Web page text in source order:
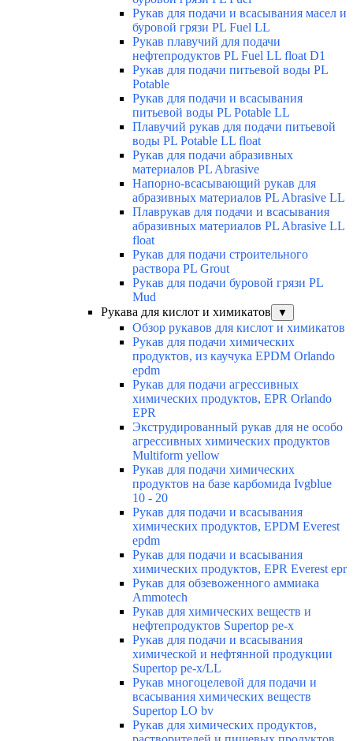
Рукав для подачи и всасывания масел и
буровой грязи PL Fuel LL
Рукав плавучий для подачи
нефтепродуктов PL Fuel LL float D1
Рукав для подачи питьевой воды PL
Potable
Рукав для подачи и всасывания
питьевой воды PL Potable LL
Плавучий рукав для подачи питьевой
воды PL Potable LL float
Рукав для подачи абразивных
материалов PL Abrasive
Напорно-всасывающий рукав для
абразивных материалов PL Abrasive LL
Плаврукав для подачи и всасывания
абразивных материалов PL Abrasive LL
float
Рукав для подачи строительного
раствора PL Grout
Рукав для подачи буровой грязи PL
Mud
Рукава для кислот и химикатов
▼
Обзор рукавов для кислот и химикатов
Рукав для подачи химических
продуктов, из каучука EPDM Orlando
epdm
Рукав для подачи агрессивных
химических продуктов, EPR Orlando
EPR
Экструдированный рукав для не особо
агрессивных химических продуктов
Multiform yellow
Рукав для подачи химических
продуктов на базе карбомида Ivgblue
10 - 20
Рукав для подачи и всасывания
химических продуктов, EPDM Everest
epdm
Рукав для подачи и всасывания
химических продуктов, EPR Everest epr
Рукав для обзевоженного аммиака
Ammotech
Рукав для химических веществ и
нефтепродуктов Supertop pe-x
Рукав для подачи и всасывания
химической и нефтянной продукции
Supertop pe-x/LL
Рукав многоцелевой для подачи и
всасывания химических веществ
Supertop LO bv
Рукав для химических продуктов,